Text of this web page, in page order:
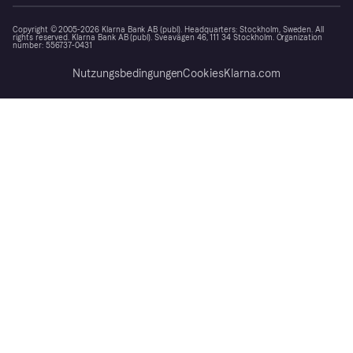
Copyright © 2005-2026 Klarna Bank AB (publ). Headquarters: Stockholm, Sweden. All
rights reserved. Klarna Bank AB (publ). Sveavägen 46, 111 34 Stockholm. Organization
number: 556737-0431
NutzungsbedingungenCookiesKlarna.com